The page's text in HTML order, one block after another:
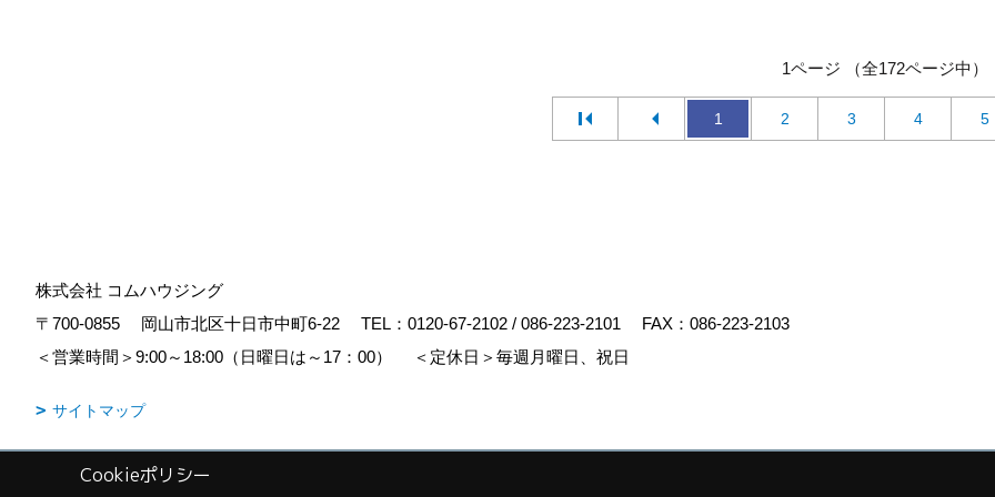
1ページ （全172ページ中）
1 2 3 4 5
株式会社 コムハウジング
〒700-0855
岡山市北区十日市中町6-22 TEL： 0120-67-2102 / 086-223-2101
FAX：086-223-2103
＜営業時間＞9:00～18:00（日曜日は～17：00）
＜定休日＞毎週月曜日、祝日
サイトマップ
Copyright (c) COM HOUSHING Inc. All Rights Reserved.
Cookieポリシー